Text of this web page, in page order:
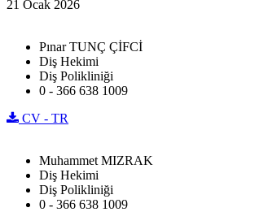
21 Ocak 2026
Pınar TUNÇ ÇİFCİ
Diş Hekimi
Diş Polikliniği
0 - 366 638 1009
CV - TR
Muhammet MIZRAK
Diş Hekimi
Diş Polikliniği
0 - 366 638 1009